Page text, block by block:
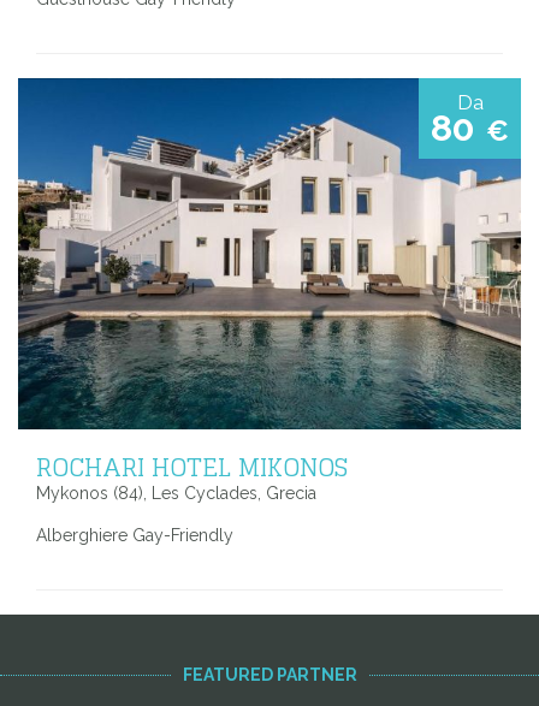
Da
80 €
ROCHARI HOTEL MIKONOS
Mykonos (84), Les Cyclades, Grecia
Alberghiere Gay-Friendly
FEATURED PARTNER